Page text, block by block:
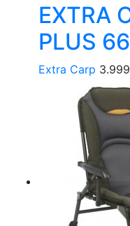
EXTRA
PLUS
Extra Carp 3.999